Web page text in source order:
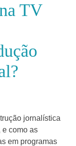
TV
jornalística
e como as
em programas